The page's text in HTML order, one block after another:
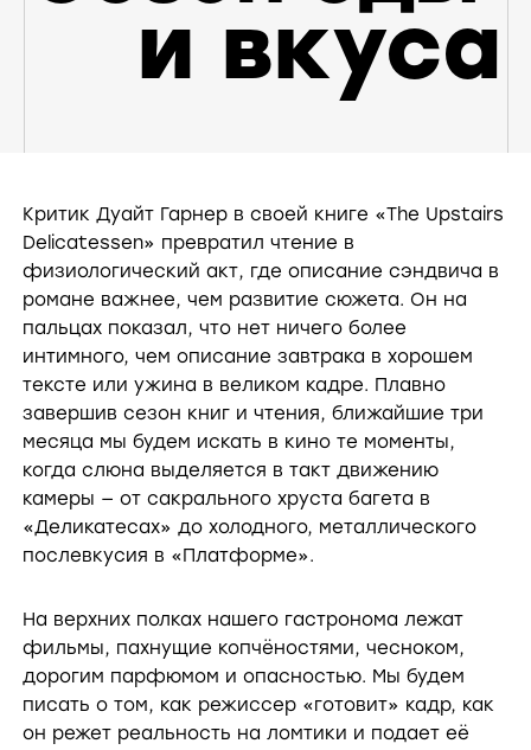
Критик Дуайт Гарнер в своей книге «The Upstairs
Delicatessen» превратил чтение в
физиологический акт, где описание сэндвича в
романе важнее, чем развитие сюжета. Он на
пальцах показал, что нет ничего более
интимного, чем описание завтрака в хорошем
тексте или ужина в великом кадре. Плавно
завершив сезон книг и чтения, ближайшие три
месяца мы будем искать в кино те моменты,
когда слюна выделяется в такт движению
камеры — от сакрального хруста багета в
«Деликатесах» до холодного, металлического
послевкусия в «Платформе».
На верхних полках нашего гастронома лежат
фильмы, пахнущие копчёностями, чесноком,
дорогим парфюмом и опасностью. Мы будем
писать о том, как режиссер «готовит» кадр, как
он режет реальность на ломтики и подает её